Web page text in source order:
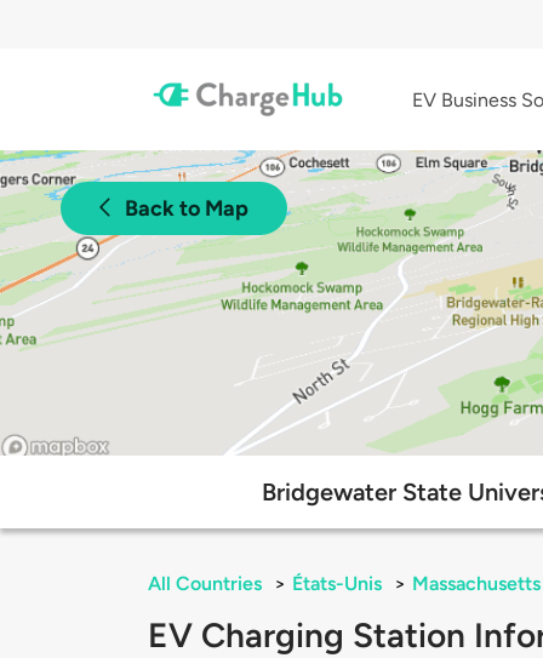
EV Business
Back to Map
Bridgewater State
All Countries > États-Unis > Massachusetts
EV Charging Station